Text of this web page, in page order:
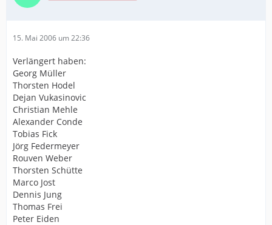
15. Mai 2006 um 22:36
Verlängert haben:
Georg Müller
Thorsten Hodel
Dejan Vukasinovic
Christian Mehle
Alexander Conde
Tobias Fick
Jörg Federmeyer
Rouven Weber
Thorsten Schütte
Marco Jost
Dennis Jung
Thomas Frei
Peter Eiden